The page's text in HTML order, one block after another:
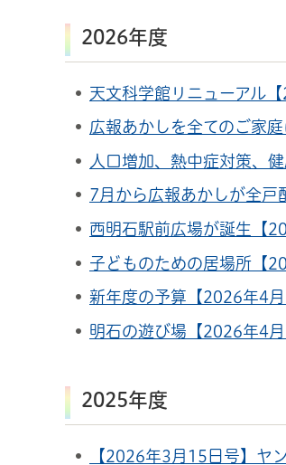
2026年度
天文科学館リニューアル
広報あかしを全てのご家
人口増加、熱中症対策、
7月から広報あかしが全戸
西明石駅前広場が誕生【
子どものための居場所【
新年度の予算【2026年4
明石の遊び場【2026年4
2025年度
【2026年3月15日号】ヤ